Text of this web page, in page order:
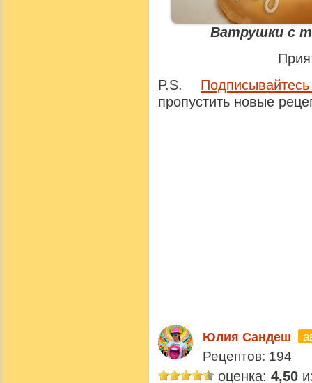
Ватрушки с
P.S.
пропустить новые
Юлия Сандеш
Рецептов: 194
оценка: 4,50